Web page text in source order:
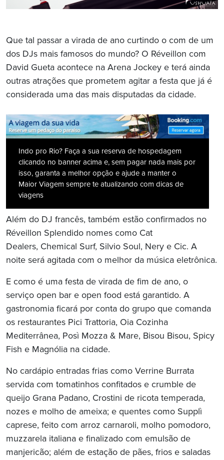
Que tal passar a virada de ano curtindo o com de um
dos DJs mais famosos do mundo? O Réveillon com
David Gueta acontece na Arena Jockey e terá ainda
outras atrações que prometem agitar a festa que já é
considerada uma das mais disputadas da cidade.
Indo pro Rio? Faça a sua reserva de hospedagem
clicando no banner acima e, sem pagar nada mais por
isso, garanta a melhor opção e ajude a manter o
Maior Viagem sempre te atualizando com dicas de
viagens
Além do DJ francês, também estão confirmados no
Réveillon Splendido nomes como Cat
Dealers, Chemical Surf, Silvio Soul, Nery e Cic. A
noite será agitada com o melhor da música eletrônica.
E como é uma festa de virada de fim de ano, o
serviço open bar e open food está garantido. A
gastronomia ficará por conta do grupo que comanda
os restaurantes Pici Trattoria, Oia Cozinha
Mediterrânea, Posì Mozza & Mare, Bisou Bisou, Spicy
Fish e Magnólia na cidade.
No cardápio entradas frias como Verrine Burrata
servida com tomatinhos confitados e crumble de
queijo Grana Padano, Crostini de ricota temperada,
nozes e molho de ameixa; e quentes como Supplì
caprese, feito com arroz carnaroli, molho pomodoro,
muzzarela italiana e finalizado com emulsão de
manjericão; além de estação de pães, frios e saladas